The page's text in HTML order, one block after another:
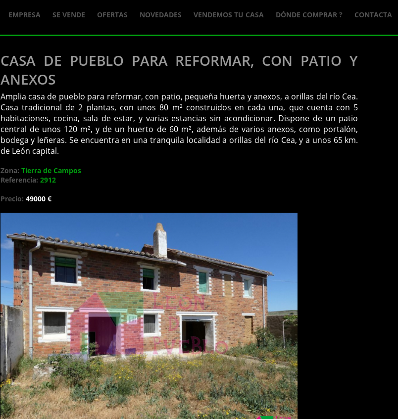
EMPRESA SE VENDE OFERTAS NOVEDADES VENDEMOS TU CASA DÓNDE COMPRAR ? CONTACTA
CASA DE PUEBLO PARA REFORMAR, CON PATIO Y
ANEXOS
Amplia casa de pueblo para reformar, con patio, pequeña huerta y anexos, a orillas del río Cea.
Casa tradicional de 2 plantas, con unos 80 m² construidos en cada una, que cuenta con 5
habitaciones, cocina, sala de estar, y varias estancias sin acondicionar. Dispone de un patio
central de unos 120 m², y de un huerto de 60 m², además de varios anexos, como portalón,
bodega y leñeras. Se encuentra en una tranquila localidad a orillas del río Cea, y a unos 65 km.
de León capital.
Zona: Tierra de Campos
Referencia: 2912
Precio: 49000 €